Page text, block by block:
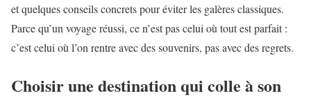
et quelques conseils concrets pour éviter les galères classiques.
Parce qu’un voyage réussi, ce n’est pas celui où tout est parfait :
c’est celui où l’on rentre avec des souvenirs, pas avec des regrets.
Choisir une destination qui colle à son